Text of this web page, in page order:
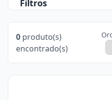
Filtros
0 produto(s)
encontrado(s)